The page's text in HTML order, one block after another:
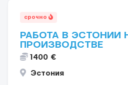
срочно
РАБОТА В ЭСТОНИИ
ПРОИЗВОДСТВЕ
1400 €
Эстония